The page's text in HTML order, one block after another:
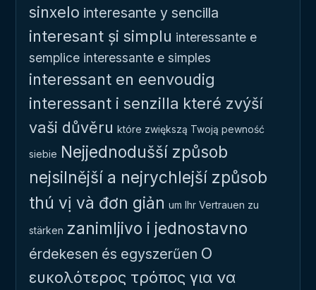
sinxelo interesante y sencilla
interesant și simplu interessante e
semplice interessante e simples
interessant en eenvoudig
interessant i senzilla které zvýší
vaši důvěru które zwiększą Twoją pewność
siebie Nejjednodušší způsob
nejsilnější a nejrychlejší způsob
thú vị và đơn giản um Ihr Vertrauen zu
stärken zanimljivo i jednostavno
érdekesen és egyszerűen Ο
ευκολότερος τρόπος για να